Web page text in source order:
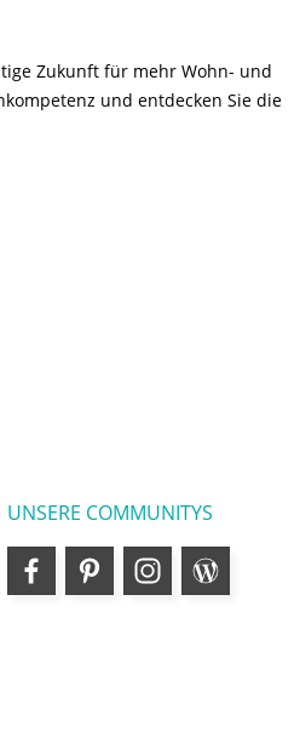
Zukunft für mehr Wohn- und
und entdecken Sie die
UNSERE COMMUNITYS